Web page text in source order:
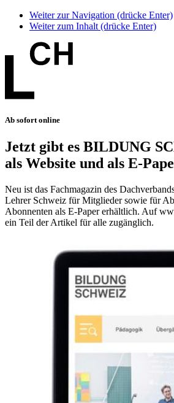
Weiter zur Navigation (drücke Enter)
Weiter zum Inhalt (drücke Enter)
Ab sofort online
Jetzt gibt es BILDUNG
als Website und als E-
Neu ist das Fachmagazin des
Lehrer Schweiz für Mitglieder sowie für
Abonnenten als E-Paper erhältlich. Auf
ein Teil der Artikel für alle zugänglich.